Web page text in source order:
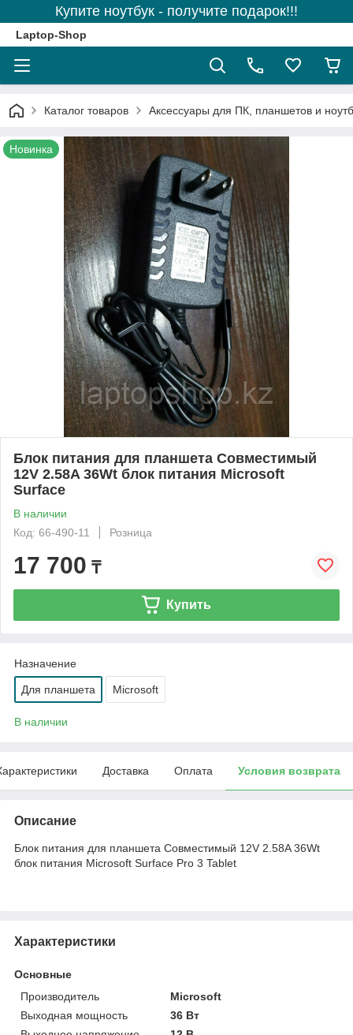
Купите ноутбук - получите подарок!!!
Laptop-Shop
Каталог товаров Аксессуары для ПК, планшетов и
Новинка
Блок питания для планшета Совместимый
12V 2.58A 36Wt блок питания Microsoft
Surface
В наличии
Код: 66-490-11
Розница
17 700 ₸
Купить
Назначение
Для планшета Microsoft
В наличии
Доставка Оплата Условия возврата
Описание
Блок питания для планшета Совместимый 12V 2.58A 36Wt
блок питания Microsoft Surface Pro 3 Tablet
Характеристики
Основные
Производитель
Microsoft
Выходная мощность
36 Вт